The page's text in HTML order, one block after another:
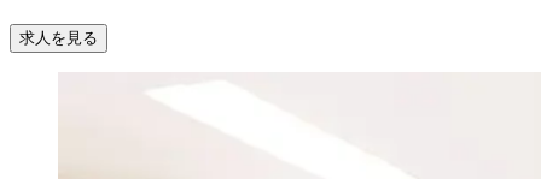
求人を見る